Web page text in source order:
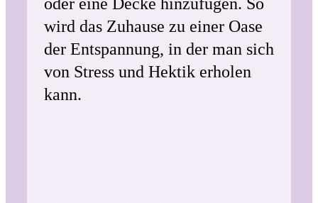
wird das Zuhause zu einer Oase
der Entspannung, in der man sich
von Stress und Hektik erholen
kann.